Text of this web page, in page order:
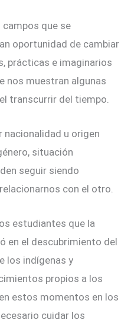
campos que se
oportunidad de cambiar
prácticas e imaginarios
nos muestran algunas
transcurrir del tiempo.
nacionalidad u origen
situación
seguir siendo
con el otro.
estudiantes que la
en el descubrimiento del
los indígenas y
propios a los
estos momentos en los
cuidar los